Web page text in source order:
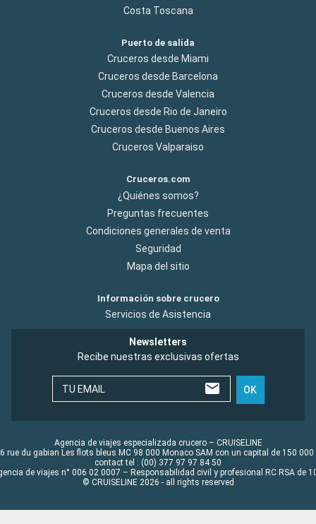
Costa Toscana
Puerto de salida
Cruceros desde Miami
Cruceros desde Barcelona
Cruceros desde Valencia
Cruceros desde Rio de Janeiro
Cruceros desde Buenos Aires
Cruceros Valparaiso
Cruceros.com
¿Quiénes somos?
Preguntas frecuentes
Condiciones generales de venta
Seguridad
Mapa del sitio
Información sobre crucero
Servicios de Asistencia
Newsletters
Recibe nuestras exclusivas ofertas
TU EMAIL OK
Agencia de viajes especializada crucero – CRUISELINE
rue du gabian Les flots bleus MC 98 000 Monaco SAM con un capital de 150 000
contact tel : (00) 377 97 97 84 50
de viajes n° 006 02 0007 – Responsabilidad civil y profesional RC RSA de
© CRUISELINE 2026 - all rights reserved